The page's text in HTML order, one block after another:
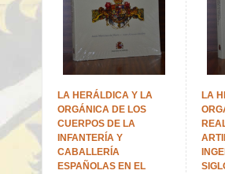
LA HERÁLDICA Y LA
ORGÁNICA DE LOS
CUERPOS DE LA
INFANTERÍA Y
CABALLERÍA
ESPAÑOLAS EN EL
LA